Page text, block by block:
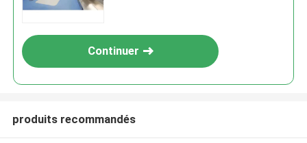
Continuer
produits recommandés